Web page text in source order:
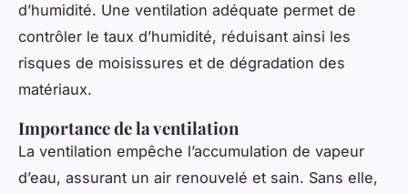
d’humidité. Une ventilation adéquate permet de
contrôler le taux d’humidité, réduisant ainsi les
risques de moisissures et de dégradation des
matériaux.
Importance de la ventilation
La ventilation empêche l’accumulation de vapeur
d’eau, assurant un air renouvelé et sain. Sans elle,